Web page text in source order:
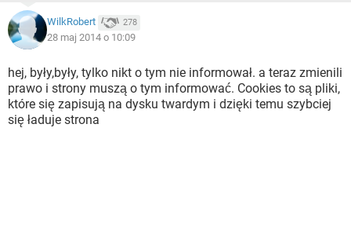
WilkRobert 278
28 maj 2014 o 10:09
hej, były,były, tylko nikt o tym nie informował. a teraz zmienili
prawo i strony muszą o tym informować. Cookies to są pliki,
które się zapisują na dysku twardym i dzięki temu szybciej
się ładuje strona